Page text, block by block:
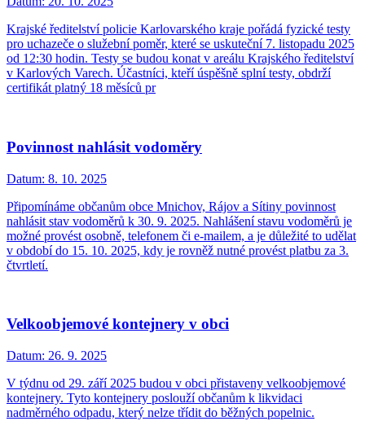
Krajské ředitelství policie Karlovarského kraje pořádá fyzické testy
pro uchazeče o služební poměr, které se uskuteční 7. listopadu 2025
od 12:30 hodin. Testy se budou konat v areálu Krajského ředitelství
v Karlových Varech. Účastníci, kteří úspěšně splní testy, obdrží
certifikát platný 18 měsíců pr
Povinnost nahlásit vodoměry
Datum: 8. 10. 2025
Připomínáme občanům obce Mnichov, Rájov a Sítiny povinnost
nahlásit stav vodoměrů k 30. 9. 2025. Nahlášení stavu vodoměrů je
možné provést osobně, telefonem či e-mailem, a je důležité to udělat
v období do 15. 10. 2025, kdy je rovněž nutné provést platbu za 3.
čtvrtletí.
Velkoobjemové kontejnery v obci
Datum: 26. 9. 2025
V týdnu od 29. září 2025 budou v obci přistaveny velkoobjemové
kontejnery. Tyto kontejnery poslouží občanům k likvidaci
nadměrného odpadu, který nelze třídit do běžných popelnic.